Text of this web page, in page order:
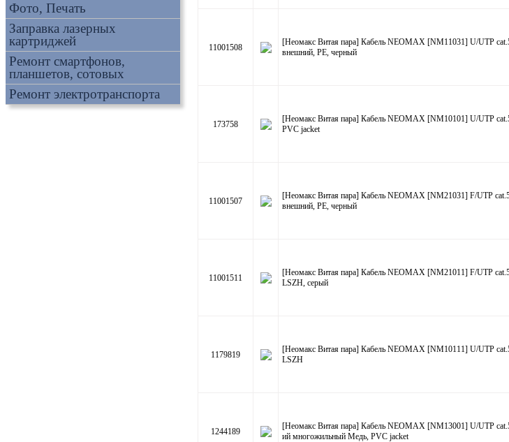
11001508
[Неомакс Витая пара] Кабель NEOMAX [NM11031] U/UTP
внешний, PE, черный
173758
[Неомакс Витая пара] Кабель NEOMAX [NM10101] U/UTP
PVC jacket
11001507
[Неомакс Витая пара] Кабель NEOMAX [NM21031] F/UTP
внешний, PE, черный
11001511
[Неомакс Витая пара] Кабель NEOMAX [NM21011] F/UTP
LSZH, серый
1179819
[Неомакс Витая пара] Кабель NEOMAX [NM10111] U/UTP
LSZH
1244189
[Неомакс Витая пара] Кабель NEOMAX [NM13001] U/UTP
ий многожильный Медь, PVC jacket
Фото, Печать
Заправка лазерных
картриджей
Ремонт смартфонов,
планшетов, сотовых
Ремонт электротранспорта